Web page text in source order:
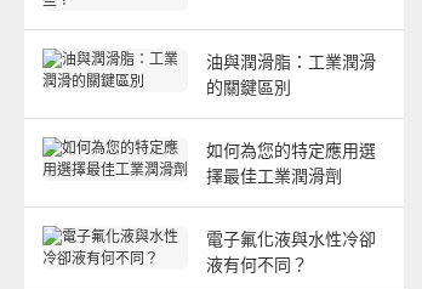
油與潤滑脂：工業潤滑
的關鍵區別
如何為您的特定應用選
擇最佳工業潤滑劑
電子氟化液與水性冷卻
液有何不同？